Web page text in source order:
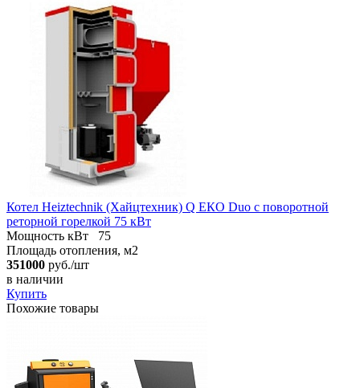
Котел Heiztechnik (Хайцтехник) Q ЕКO Duo с поворотной
реторной горелкой 75 кВт
Мощность кВт
75
Площадь отопления, м2
351000 руб./шт
в наличии
Купить
Похожие товары